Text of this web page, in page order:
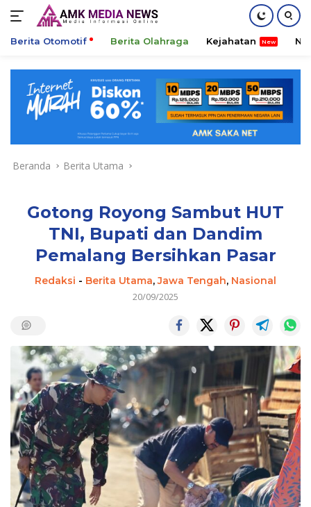
konten
Berita Otomotif Berita Olahraga Kejahatan
Beranda Berita Utama
Gotong Royong Sambut HUT
TNI, Bupati dan Dandim
Pemalang Bersihkan Pasar
Redaksi - Berita Utama,Jawa Tengah, Nasional
20/09/2025